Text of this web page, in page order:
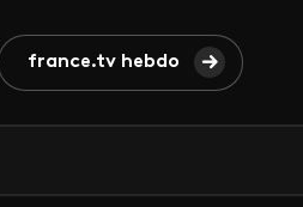
france.tv hebdo